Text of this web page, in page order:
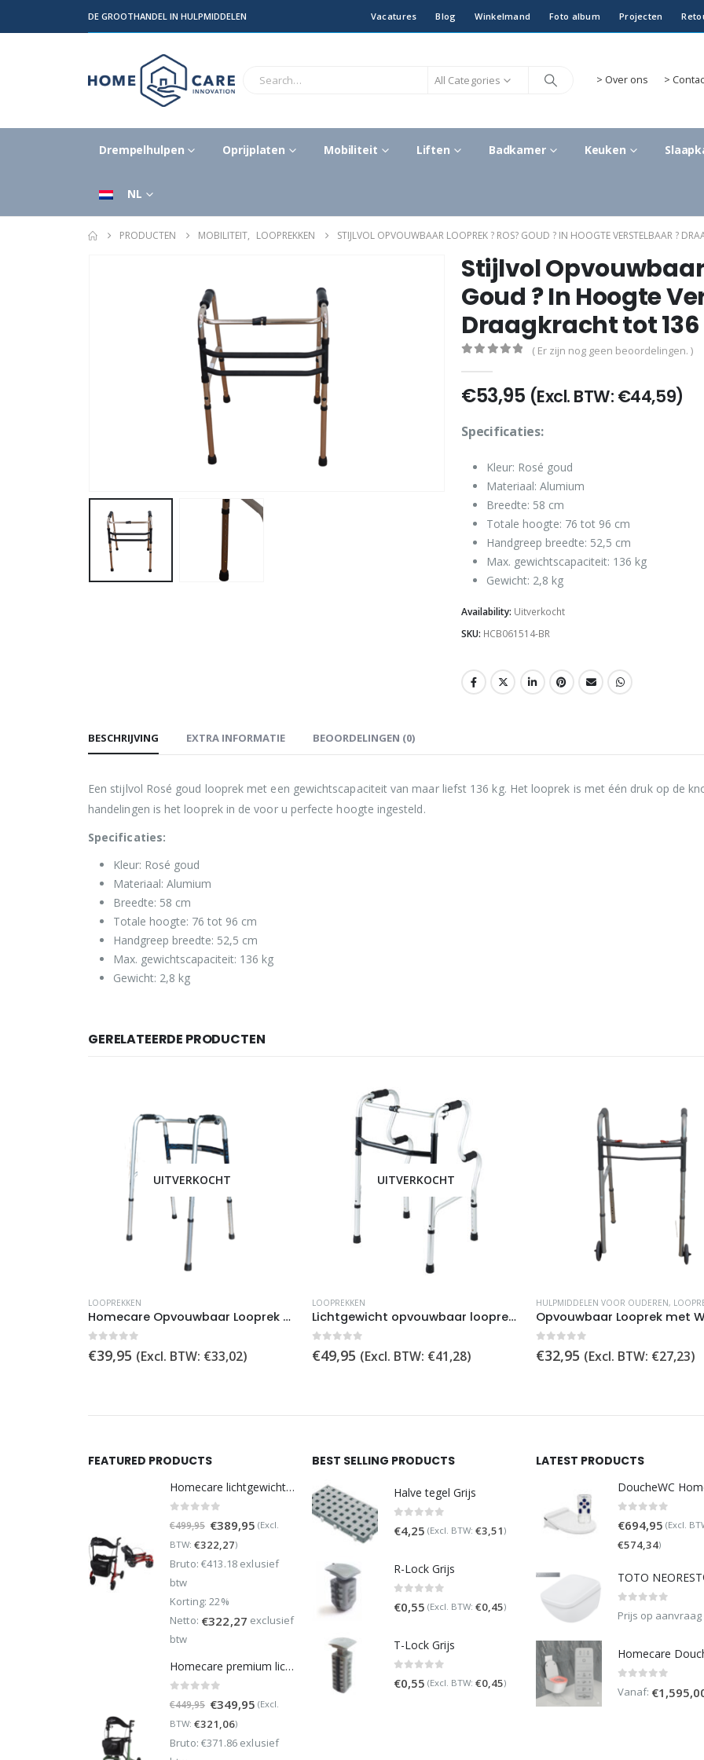
DE GROOTHANDEL IN HULPMIDDELEN Vacatures Blog Winkelmand Foto album Projecten
All Categories > Over ons >
Drempelhulpen Oprijplaten Mobiliteit Liften Badkamer Keuken
NL
PRODUCTEN MOBILITEIT, LOOPREKKEN STIJLVOL OPVOUWBAAR LOOPREK ? ROS? GOUD ? IN HOOGTE VERSTELBAAR ?
Stijlvol Opvouwbaar
Goud ? In Hoogte
Draagkracht tot
( Er zijn nog geen beoordelingen. )
€53,95 (Excl. BTW: €44,59)
Specificaties:
Kleur: Rosé goud
Materiaal: Alumium
Breedte: 58 cm
Totale hoogte: 76 tot 96 cm
Handgreep breedte: 52,5 cm
Max. gewichtscapaciteit: 136 kg
Gewicht: 2,8 kg
Availability: Uitverkocht
SKU: HCB061514-BR
BESCHRIJVING EXTRA INFORMATIE BEOORDELINGEN (0)
Een stijlvol Rosé goud looprek met een gewichtscapaciteit van maar liefst 136 kg. Het looprek is met één druk op de
handelingen is het looprek in de voor u perfecte hoogte ingesteld.
Specificaties:
Kleur: Rosé goud
Materiaal: Alumium
Breedte: 58 cm
Totale hoogte: 76 tot 96 cm
Handgreep breedte: 52,5 cm
Max. gewichtscapaciteit: 136 kg
Gewicht: 2,8 kg
GERELATEERDE PRODUCTEN
UITVERKOCHT
LOOPREKKEN
Homecare Opvouwbaar Looprek ? In Hoogte verstelbaar en Tot 136 kg – Compact en Handig voor Dagelijks Gebruik
€39,95 (Excl. BTW: €33,02)
UITVERKOCHT
LOOPREKKEN
Lichtgewicht opvouwbaar looprek met sta-op functie (Verstelbaar)
€49,95 (Excl. BTW: €41,28)
HULPMIDDELEN VOOR OUDEREN,
€32,95 (Excl. BTW: €27,23)
FEATURED PRODUCTS
Homecare lichtgewicht Rollator van 5,8 kg – Carbon rollator tot 150 kg draaggewicht – Dubbel opvouwbaar en inclusief reistas - Rood
€499,95 Oorspronkelijke
prijs
was:
€389,95 Huidige
is:
(Excl.
BTW: €322,27)
Bruto: €413.18 exlusief
btw
Korting: 22%
Netto: €322,27 exclusief
btw
Homecare premium lichtgewicht 5,4 kg - carbon rollator - 150 kg draaggewicht - Opvouwbaar - Groen - incl stokhouder
€449,95 Oorspronkelijke
prijs
was:
€349,95 Huidige
is:
(Excl.
BTW: €321,06)
Bruto: €371.86 exlusief
BEST SELLING PRODUCTS
Halve tegel Grijs
€4,25 (Excl. BTW: €3,51)
R-Lock Grijs
€0,55 (Excl. BTW: €0,45)
T-Lock Grijs
€0,55 (Excl. BTW: €0,45)
LATEST PRODUCTS
€694,95 (Excl.
€574,34)
Prijs op aanvraag
Vanaf: €